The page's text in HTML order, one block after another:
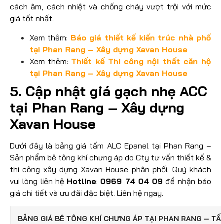
cách âm, cách nhiệt và chống cháy vượt trội với mức
giá tốt nhất.
Xem thêm: Báo giá thiết kế kiến trúc nhà phố
tại Phan Rang – Xây dựng Xavan House
Xem thêm: Thiết kế Thi công nội thất căn hộ
tại Phan Rang – Xây dựng Xavan House
5. Cập nhật giá gạch nhẹ ACC
tại Phan Rang – Xây dựng
Xavan House
Dưới đây là bảng giá tấm ALC Epanel tại Phan Rang –
Sản phẩm bê tông khí chưng áp do Cty tư vấn thiết kế &
thi công xây dựng Xavan House phân phối. Quý khách
vui lòng liên hệ Hotline: 0969 74 04 09 để nhận báo
giá chi tiết và ưu đãi đặc biệt. Liên hệ ngay.
BẢNG GIÁ BÊ TÔNG KHÍ CHƯNG ÁP TẠI PHAN RANG –